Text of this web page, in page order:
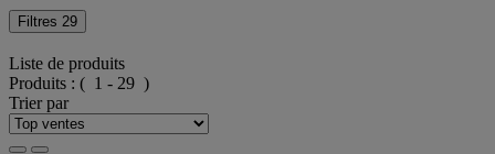
Filtres 29
Liste de produits
Produits : ( 1 - 29 )
Trier par